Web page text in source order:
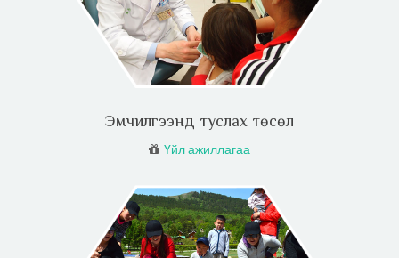
Эмчилгээнд туслах төсөл
Үйл ажиллагаа